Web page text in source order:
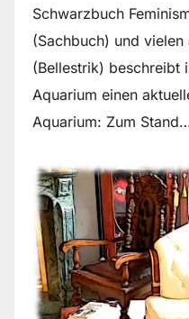
Schwarzbuch
(Sachbuch) und vielen
(Bellestrik) beschreibt
Aquarium einen
Aquarium: Zum